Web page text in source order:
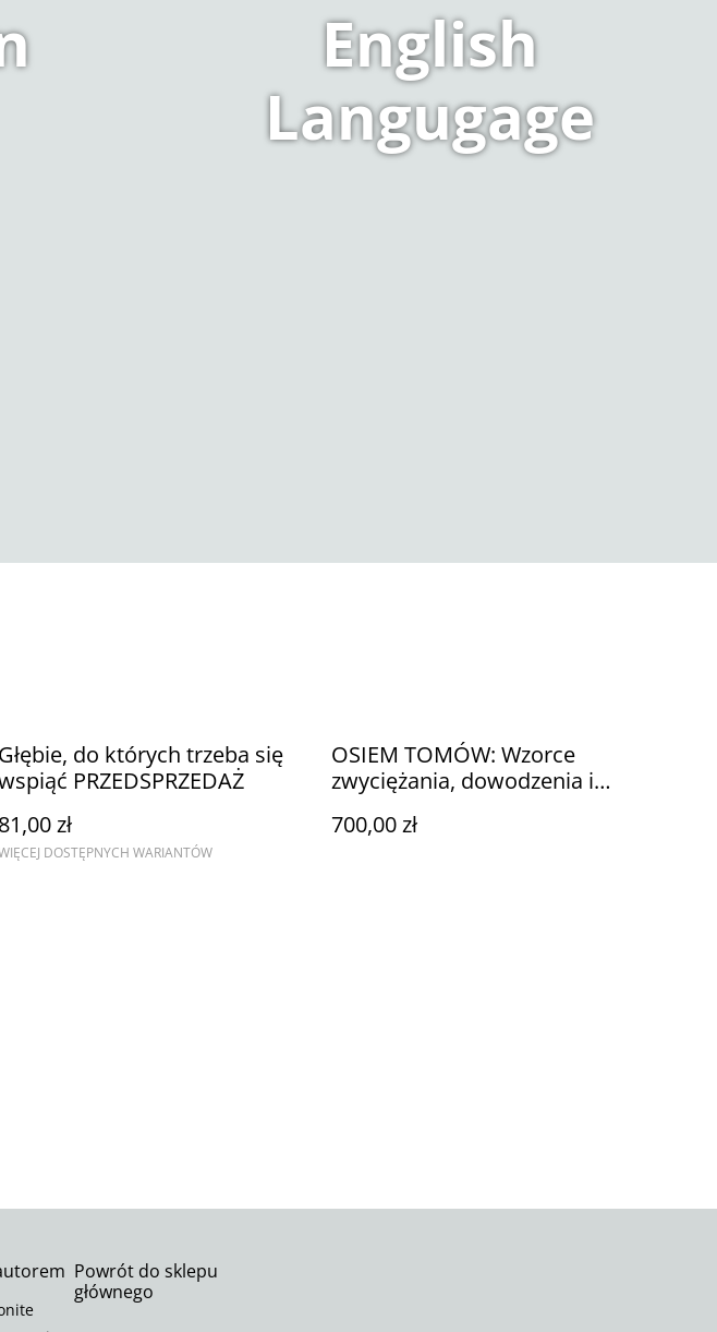
English
Langugage
Głębie, do których trzeba się
PRZEDSPRZEDAŻ
81,00 zł
DOSTĘPNYCH WARIANTÓW
OSIEM TOMÓW: Wzorce
zwyciężania, dowodzenia i
700,00 zł
Powrót do sklepu
głównego